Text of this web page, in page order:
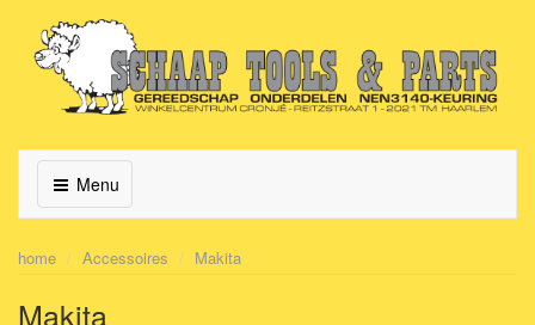
Menu
home Accessoires Makita
Makita